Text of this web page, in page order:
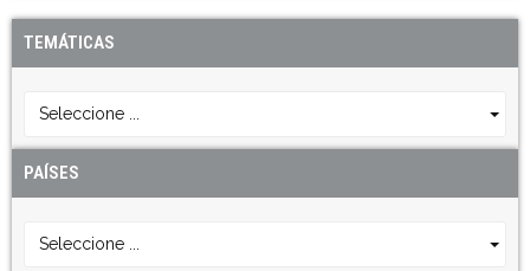
TEMÁTICAS
Seleccione ...
PAÍSES
Seleccione ...